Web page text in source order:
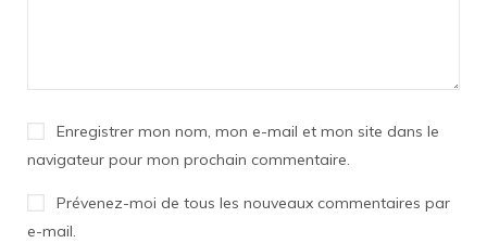
Enregistrer mon nom, mon e-mail et mon site dans le
navigateur pour mon prochain commentaire.
Prévenez-moi de tous les nouveaux commentaires par
e-mail.